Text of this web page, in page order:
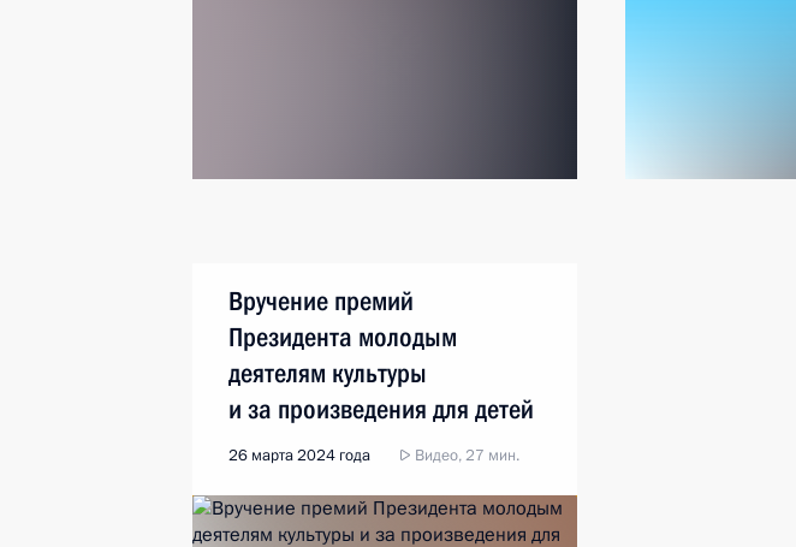
Вручение премий
Президента молодым
деятелям культуры
и за произведения для детей
26 марта 2024 года Видео, 27 мин.